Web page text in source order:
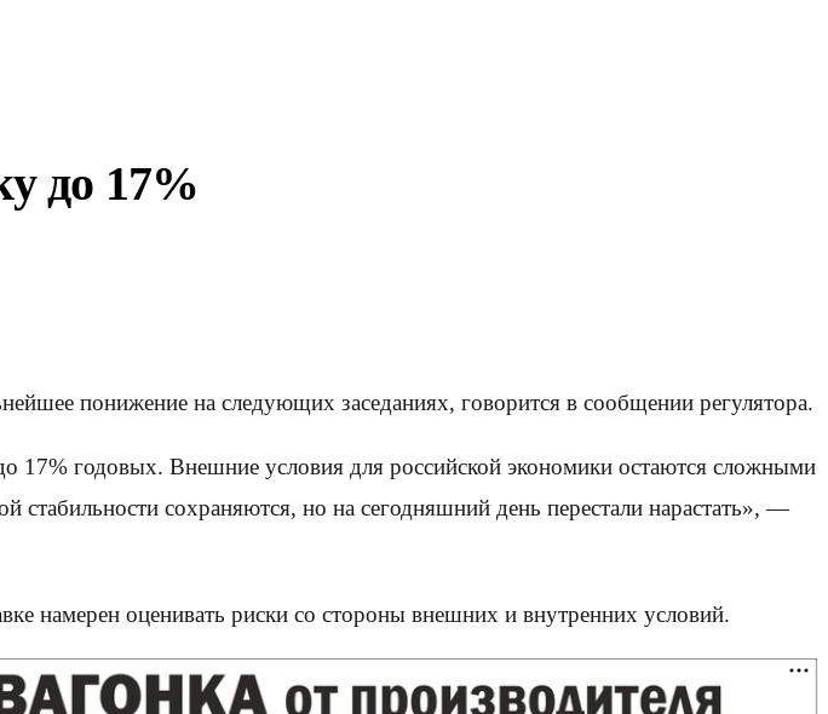
до 17%
понижение на следующих заседаниях, говорится в сообщении регулятора.
17% годовых. Внешние условия для российской экономики остаются сложными
стабильности сохраняются, но на сегодняшний день перестали нарастать», —
намерен оценивать риски со стороны внешних и внутренних условий.